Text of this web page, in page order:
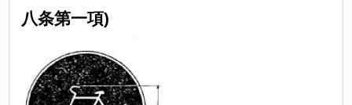
八条第一項)